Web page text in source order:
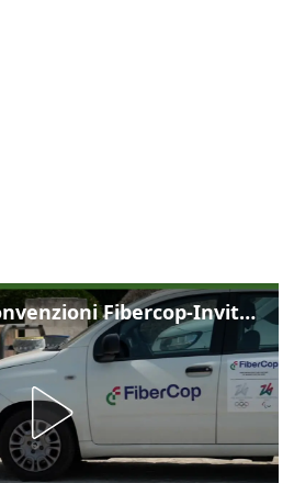
Sottoscritte le convenzioni Fibercop-Invitalia, fibra ottica per 477 mila civici